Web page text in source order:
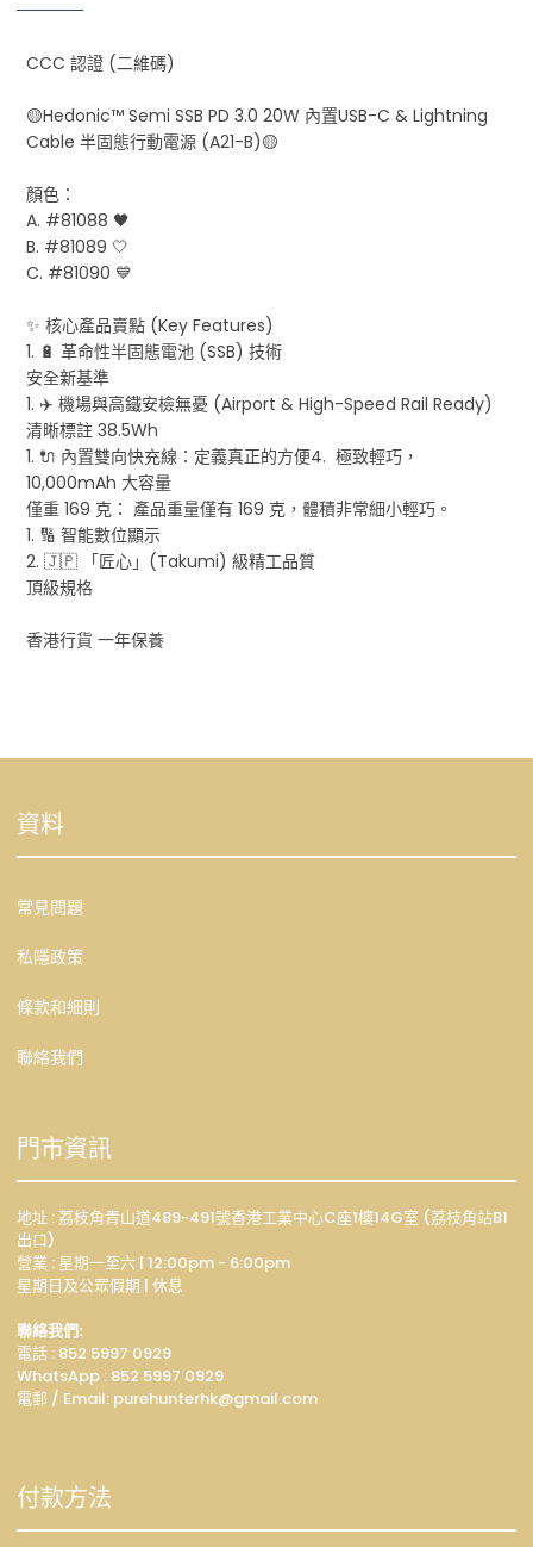
CCC 認證 (二維碼)
🟡Hedonic™️ Semi SSB PD 3.0 20W 內置USB-C & Lightning
Cable 半固態行動電源 (A21-B)🟡
顏色：
A. #81088 🖤
B. #81089 🤍
C. #81090 💙
✨ 核心產品賣點 (Key Features)
1. 🔋 革命性半固態電池 (SSB) 技術
安全新基準
1. ✈️ 機場與高鐵安檢無憂 (Airport & High-Speed Rail Ready)
清晰標註 38.5Wh
1. 🔌 內置雙向快充線：定義真正的方便4. 極致輕巧，
10,000mAh 大容量
僅重 169 克： 產品重量僅有 169 克，體積非常細小輕巧。
1. 🔢 智能數位顯示
2. 🇯🇵 「匠心」(Takumi) 級精工品質
頂級規格
香港行貨 一年保養
資料
常見問題
私隱政策
條款和細則
聯絡我們
門市資訊
地址 : 荔枝角青山道489-491號香港工業中心C座1樓14G室 (荔枝角站B1
出口)
營業 : 星期一至六 | 12:00pm - 6:00pm
星期日及公眾假期 | 休息
聯絡我們:
電話 : 852 5997 0929
WhatsApp : 852 5997 0929
電郵 / Email: purehunterhk@gmail.com
付款方法